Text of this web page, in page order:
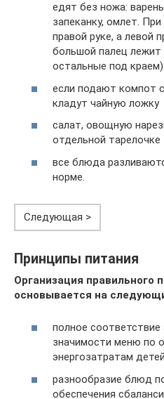
едят без ножа:
запеканку, омлет.
правой руке, а левой
большой палец лежит
остальные под краем)
если подают компот
кладут чайную ложку
салат, овощную
отдельной тарелочке
все блюда
норме.
Следующая >
Принципы питания
Организация правильного
основывается на
полное соответствие
значимости меню по
энергозатратам
разнообразие блюд
обеспечения